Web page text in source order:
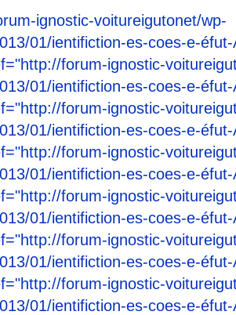
ignostic-voitureigutonet/wp-
01/ientifiction-es-coes-e-
forum-ignostic-
01/ientifiction-es-coes-e-
forum-ignostic-
01/ientifiction-es-coes-e-
forum-ignostic-
01/ientifiction-es-coes-e-
forum-ignostic-
01/ientifiction-es-coes-e-
forum-ignostic-
01/ientifiction-es-coes-e-
forum-ignostic-
01/ientifiction-es-coes-e-